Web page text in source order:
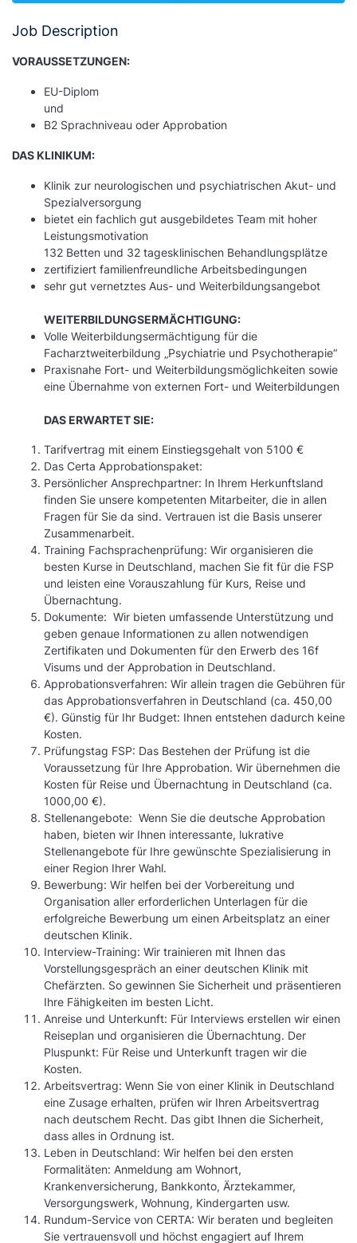
Job Description
VORAUSSETZUNGEN:
EU-Diplom
und
B2 Sprachniveau oder Approbation
DAS KLINIKUM:
Klinik zur neurologischen und psychiatrischen Akut- und
Spezialversorgung
bietet ein fachlich gut ausgebildetes Team mit hoher
Leistungsmotivation
132 Betten und 32 tagesklinischen Behandlungsplätze
zertifiziert familienfreundliche Arbeitsbedingungen
sehr gut vernetztes Aus- und Weiterbildungsangebot
WEITERBILDUNGSERMÄCHTIGUNG:
Volle Weiterbildungsermächtigung für die
Facharztweiterbildung „Psychiatrie und Psychotherapie“
Praxisnahe Fort- und Weiterbildungsmöglichkeiten sowie
eine Übernahme von externen Fort- und Weiterbildungen
DAS ERWARTET SIE:
Tarifvertrag mit einem Einstiegsgehalt von 5100 €
Das Certa Approbationspaket:
Persönlicher Ansprechpartner: In Ihrem Herkunftsland
finden Sie unsere kompetenten Mitarbeiter, die in allen
Fragen für Sie da sind. Vertrauen ist die Basis unserer
Zusammenarbeit.
Training Fachsprachenprüfung: Wir organisieren die
besten Kurse in Deutschland, machen Sie fit für die FSP
und leisten eine Vorauszahlung für Kurs, Reise und
Übernachtung.
Dokumente: Wir bieten umfassende Unterstützung und
geben genaue Informationen zu allen notwendigen
Zertifikaten und Dokumenten für den Erwerb des 16f
Visums und der Approbation in Deutschland.
Approbationsverfahren: Wir allein tragen die Gebühren für
das Approbationsverfahren in Deutschland (ca. 450,00
€). Günstig für Ihr Budget: Ihnen entstehen dadurch keine
Kosten.
Prüfungstag FSP: Das Bestehen der Prüfung ist die
Voraussetzung für Ihre Approbation. Wir übernehmen die
Kosten für Reise und Übernachtung in Deutschland (ca.
1000,00 €).
Stellenangebote: Wenn Sie die deutsche Approbation
haben, bieten wir Ihnen interessante, lukrative
Stellenangebote für Ihre gewünschte Spezialisierung in
einer Region Ihrer Wahl.
Bewerbung: Wir helfen bei der Vorbereitung und
Organisation aller erforderlichen Unterlagen für die
erfolgreiche Bewerbung um einen Arbeitsplatz an einer
deutschen Klinik.
Interview-Training: Wir trainieren mit Ihnen das
Vorstellungsgespräch an einer deutschen Klinik mit
Chefärzten. So gewinnen Sie Sicherheit und präsentieren
Ihre Fähigkeiten im besten Licht.
Anreise und Unterkunft: Für Interviews erstellen wir einen
Reiseplan und organisieren die Übernachtung. Der
Pluspunkt: Für Reise und Unterkunft tragen wir die
Kosten.
Arbeitsvertrag: Wenn Sie von einer Klinik in Deutschland
eine Zusage erhalten, prüfen wir Ihren Arbeitsvertrag
nach deutschem Recht. Das gibt Ihnen die Sicherheit,
dass alles in Ordnung ist.
Leben in Deutschland: Wir helfen bei den ersten
Formalitäten: Anmeldung am Wohnort,
Krankenversicherung, Bankkonto, Ärztekammer,
Versorgungswerk, Wohnung, Kindergarten usw.
Rundum-Service von CERTA: Wir beraten und begleiten
Sie vertrauensvoll und höchst engagiert auf Ihrem